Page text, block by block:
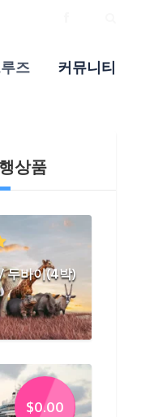
즈 커뮤니티
상품
두바이(4박)
$0.00